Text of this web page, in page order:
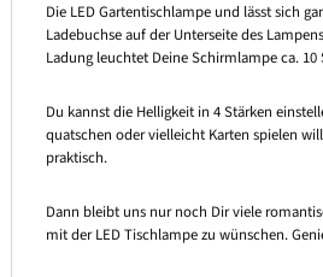
Die LED Gartentischlampe und lässt sich
Ladebuchse auf der Unterseite des
Ladung leuchtet Deine Schirmlampe ca. 10
Du kannst die Helligkeit in 4 Stärken
quatschen oder vielleicht Karten spielen
praktisch.
Dann bleibt uns nur noch Dir viele
mit der LED Tischlampe zu wünschen.